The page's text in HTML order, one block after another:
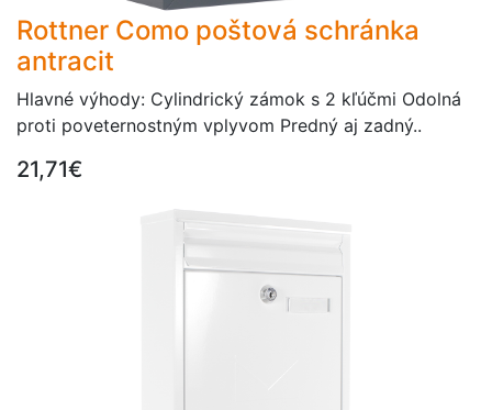
Rottner Como poštová schránka
antracit
Hlavné výhody: Cylindrický zámok s 2 kľúčmi Odolná
proti poveternostným vplyvom Predný aj zadný..
21,71€